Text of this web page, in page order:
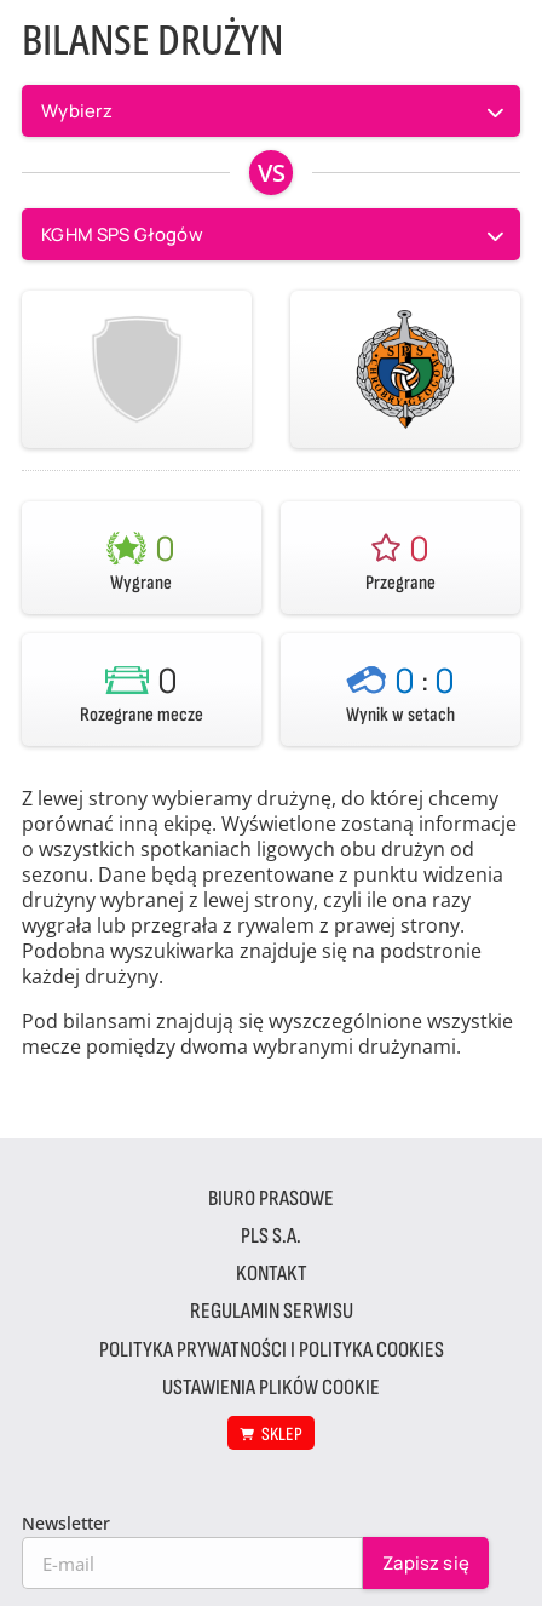
BILANSE DRUŻYN
Wybierz
VS
KGHM SPS Głogów
0
Wygrane
0
Przegrane
0
Rozegrane mecze
0 : 0
Wynik w setach
Z lewej strony wybieramy drużynę, do której chcemy
porównać inną ekipę. Wyświetlone zostaną informacje
o wszystkich spotkaniach ligowych obu drużyn od
sezonu. Dane będą prezentowane z punktu widzenia
drużyny wybranej z lewej strony, czyli ile ona razy
wygrała lub przegrała z rywalem z prawej strony.
Podobna wyszukiwarka znajduje się na podstronie
każdej drużyny.
Pod bilansami znajdują się wyszczególnione wszystkie
mecze pomiędzy dwoma wybranymi drużynami.
BIURO PRASOWE
PLS S.A.
KONTAKT
REGULAMIN SERWISU
POLITYKA PRYWATNOŚCI I POLITYKA COOKIES
USTAWIENIA PLIKÓW COOKIE
SKLEP
Newsletter